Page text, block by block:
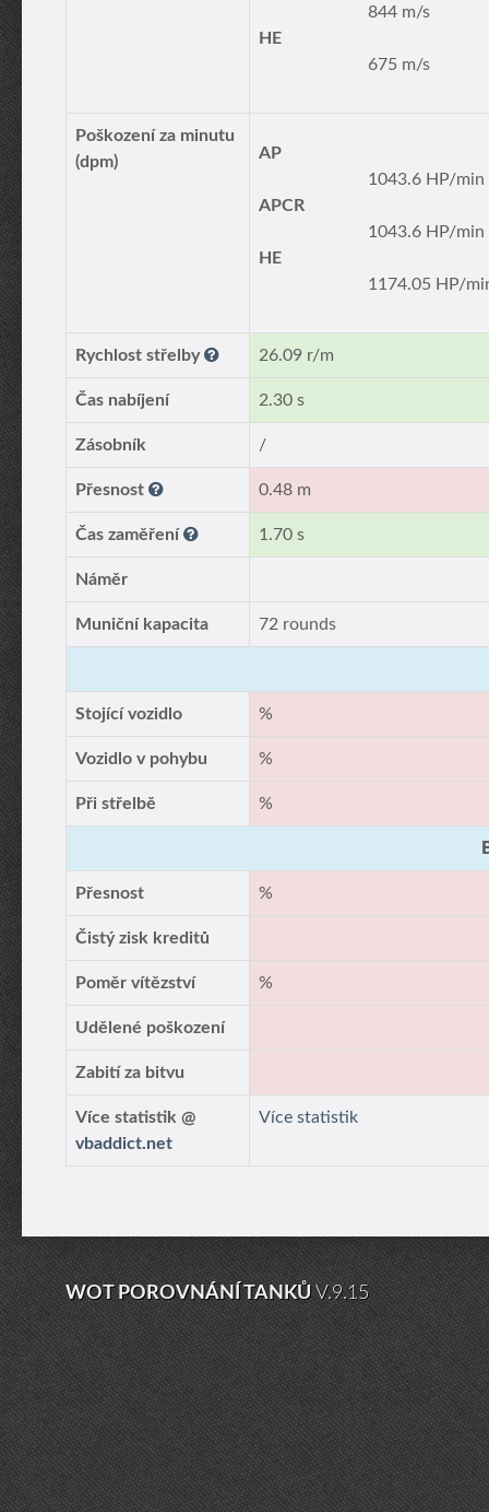
844 m/s
HE
675 m/s
Poškození za minutu
(dpm)
AP
1043.6 HP/min
APCR
1043.6 HP/min
HE
1174.05 HP/
Rychlost střelby 26.09 r/m
Čas nabíjení 2.30 s
Zásobník /
Přesnost 0.48 m
Čas zaměření 1.70 s
Náměr
Muniční kapacita 72 rounds
Stojící vozidlo %
Vozidlo v pohybu %
Při střelbě %
Přesnost %
Čistý zisk kreditů
Poměr vítězství %
Udělené poškození
Zabití za bitvu
Více statistik @
vbaddict.net
Více statistik
WOT POROVNÁNÍ TANKŮ V.9.15